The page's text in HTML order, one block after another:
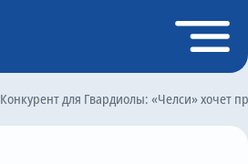
Конкурент для Гвардиолы: «Челси» хочет